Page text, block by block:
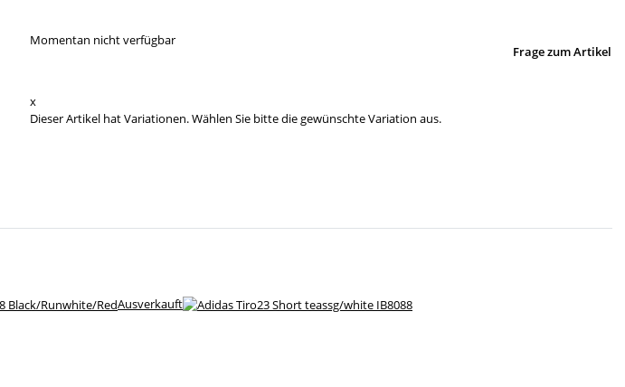
Momentan nicht verfügbar
Frage zum Artikel
x
Dieser Artikel hat Variationen. Wählen Sie bitte die gewünschte Variation aus.
Ausverkauft